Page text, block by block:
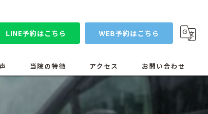
LINE予約はこちら WEB予約はこちら
当院の特徴
コンセプト
アクセス お問い合わせ